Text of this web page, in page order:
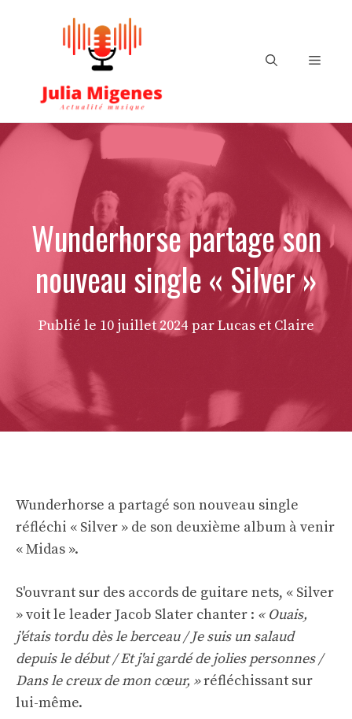
Menu
Wunderhorse partage son
nouveau single « Silver »
Publié le 10 juillet 2024 par Lucas et Claire
Wunderhorse a partagé son nouveau single
réfléchi « Silver » de son deuxième album à venir
« Midas ».
S'ouvrant sur des accords de guitare nets, « Silver
» voit le leader Jacob Slater chanter : « Ouais,
j'étais tordu dès le berceau / Je suis un salaud
depuis le début / Et j'ai gardé de jolies personnes /
Dans le creux de mon cœur, »réfléchissant sur
lui-même.